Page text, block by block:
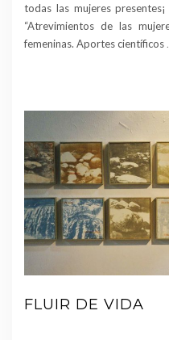
todas las mujeres
“Atrevimientos de las
femeninas. Aportes científicos
FLUIR DE VIDA